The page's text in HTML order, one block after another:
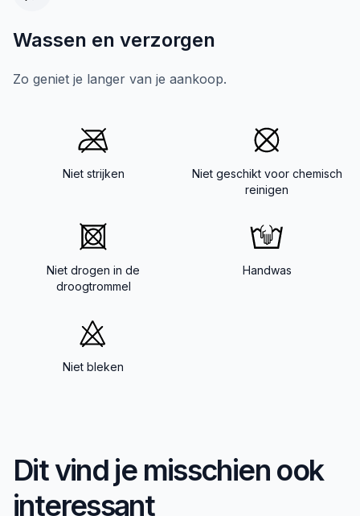
Wassen en verzorgen
Zo geniet je langer van je aankoop.
Niet strijken
Niet geschikt voor chemisch
reinigen
Niet drogen in de
droogtrommel
Handwas
Niet bleken
Dit vind je misschien ook
interessant